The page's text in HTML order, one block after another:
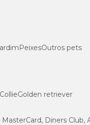
PeixesOutros pets
Golden retriever
MasterCard, Diners